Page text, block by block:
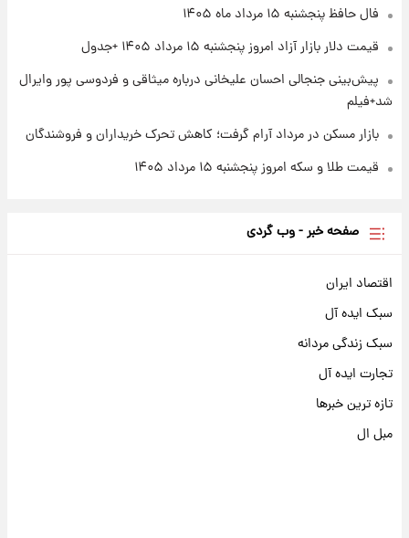
آغاز طرح جدید فروش مشارکت در تولید سایپا؛
نام خودرو، مبلغ پیش پرداخت و زمان تحویل |
فال حافظ پنجشنبه ۱۵ مرداد ماه ۱۴۰۵
قیمت دلار بازار آزاد امروز پنجشنبه ۱۵ مرداد ۱۴۰۵ +جدول
پیش‌بینی جنجالی احسان علیخانی درباره میثاقی و فردوسی پور وایرال
شد+فیلم
بازار مسکن در مرداد آرام گرفت؛ کاهش تحرک خریداران و فروشندگان
قیمت طلا و سکه امروز پنجشنبه ۱۵ مرداد ۱۴۰۵
صفحه خبر - وب گردی
اقتصاد ایران
سبک ایده آل
سبک زندگی مردانه
تجارت ایده آل
تازه ترین خبرها
مبل ال